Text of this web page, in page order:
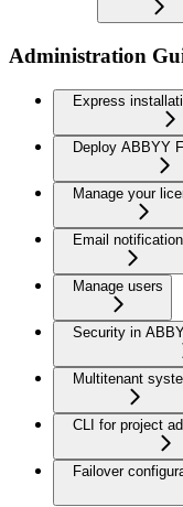
Administration
Express
Deploy ABBYY
Manage your
Email
Manage users
Security in
Multitenant
CLI for project
Failover